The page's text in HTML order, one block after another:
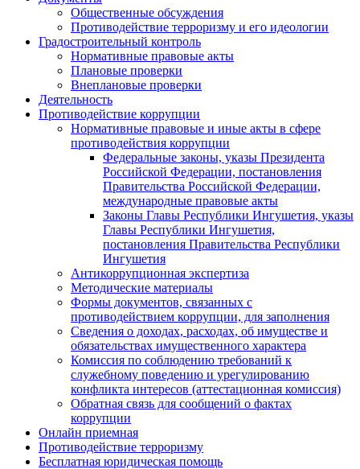
Общественные обсуждения
Противодействие терроризму и его идеологии
Градостроительный контроль
Нормативные правовые акты
Плановые проверки
Внеплановые проверки
Деятельность
Противодействие коррупции
Нормативные правовые и иные акты в сфере
противодействия коррупции
Федеральные законы, указы Президента
Российской Федерации, постановления
Правительства Российской Федерации,
международные правовые акты
Законы Главы Республики Ингушетия, указы
Главы Республики Ингушетия,
постановления Правительства Республики
Ингушетия
Антикоррупционная экспертиза
Методические материалы
Формы документов, связанных с
противодействием коррупции, для заполнения
Сведения о доходах, расходах, об имуществе и
обязательствах имущественного характера
Комиссия по соблюдению требований к
служебному поведению и урегулированию
конфликта интересов (аттестационная комиссия)
Обратная связь для сообщений о фактах
коррупции
Онлайн приемная
Противодействие терроризму
Бесплатная юридическая помощь